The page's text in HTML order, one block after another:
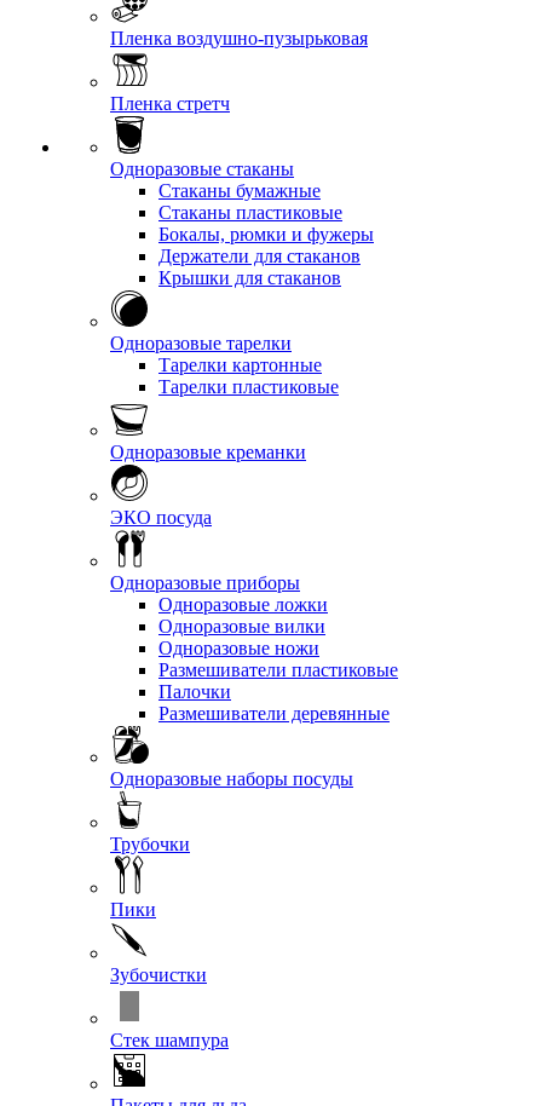
Пленка воздушно-пузырьковая
Пленка стретч
Одноразовые стаканы
Стаканы бумажные
Стаканы пластиковые
Бокалы, рюмки и фужеры
Держатели для стаканов
Крышки для стаканов
Одноразовые тарелки
Тарелки картонные
Тарелки пластиковые
Одноразовые креманки
ЭКО посуда
Одноразовые приборы
Одноразовые ложки
Одноразовые вилки
Одноразовые ножи
Размешиватели пластиковые
Палочки
Размешиватели деревянные
Одноразовые наборы посуды
Трубочки
Пики
Зубочистки
Стек шампура